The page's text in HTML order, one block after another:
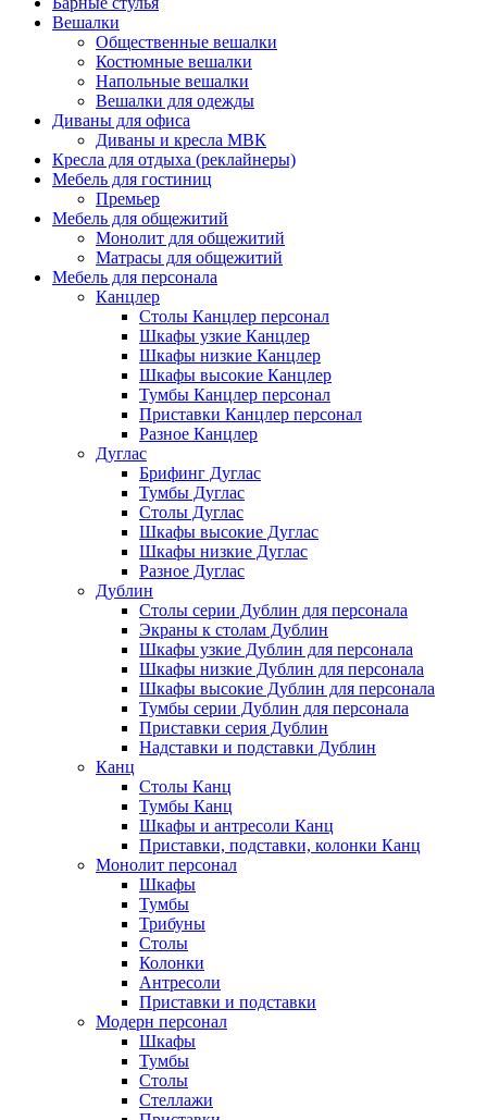
Вешалки
Общественные вешалки
Костюмные вешалки
Напольные вешалки
Вешалки для одежды
Диваны для офиса
Диваны и кресла МВК
Кресла для отдыха (реклайнеры)
Мебель для гостиниц
Премьер
Мебель для общежитий
Монолит для общежитий
Матрасы для общежитий
Мебель для персонала
Канцлер
Столы Канцлер персонал
Шкафы узкие Канцлер
Шкафы низкие Канцлер
Шкафы высокие Канцлер
Тумбы Канцлер персонал
Приставки Канцлер персонал
Разное Канцлер
Дуглас
Брифинг Дуглас
Тумбы Дуглас
Столы Дуглас
Шкафы высокие Дуглас
Шкафы низкие Дуглас
Разное Дуглас
Дублин
Столы серии Дублин для персонала
Экраны к столам Дублин
Шкафы узкие Дублин для персонала
Шкафы низкие Дублин для персонала
Шкафы высокие Дублин для персонала
Тумбы серии Дублин для персонала
Приставки серия Дублин
Надставки и подставки Дублин
Канц
Столы Канц
Тумбы Канц
Шкафы и антресоли Канц
Приставки, подставки, колонки Канц
Монолит персонал
Шкафы
Тумбы
Трибуны
Столы
Колонки
Антресоли
Приставки и подставки
Модерн персонал
Шкафы
Тумбы
Столы
Стеллажи